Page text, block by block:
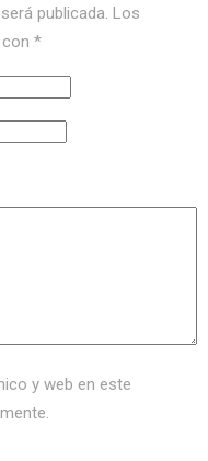
publicada. Los
*
y web en este